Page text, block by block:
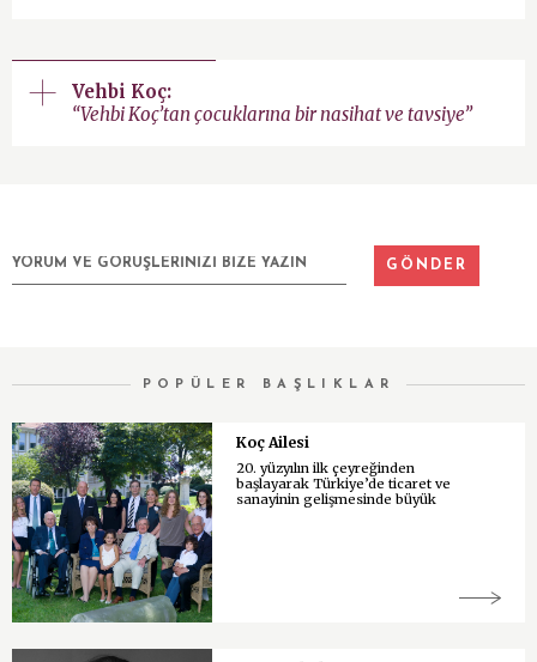
Vehbi Koç:
“Vehbi Koç’tan çocuklarına bir nasihat ve tavsiye”
POPÜLER BAŞLIKLAR
Koç Ailesi
20. yüzyılın ilk çeyreğinden
başlayarak Türkiye’de ticaret ve
sanayinin gelişmesinde büyük